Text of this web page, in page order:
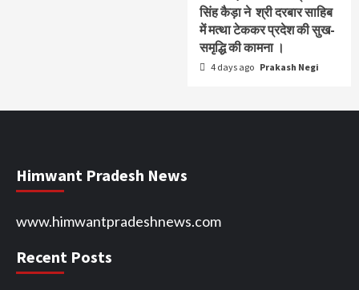
सिंह कैड़ा ने श्री दरबार साहिब
में मत्था टेककर प्रदेश की सुख-
समृद्धि की कामना ।
4 days ago Prakash Negi
Himwant Pradesh News
www.himwantpradeshnews.com
Recent Posts